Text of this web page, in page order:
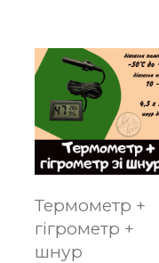
Термометр +
гігрометр +
шнур